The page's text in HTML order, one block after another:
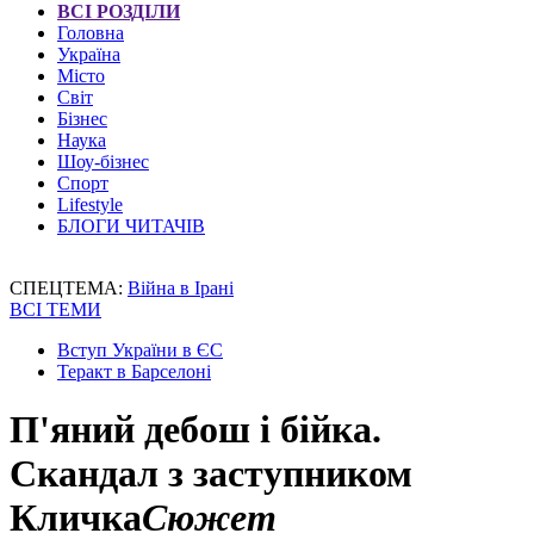
ВСІ РОЗДІЛИ
Головна
Україна
Місто
Світ
Бізнес
Наука
Шоу-бізнес
Спорт
Lifestyle
БЛОГИ ЧИТАЧІВ
СПЕЦТЕМА: Війна в Ірані
ВСІ ТЕМИ
Вступ України в ЄС
Теракт в Барселоні
П'яний дебош і бійка.
Скандал з заступником
КличкаСюжет